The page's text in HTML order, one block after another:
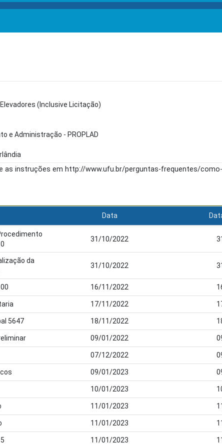
(Inclusive Licitação)
e Administração - PROPLAD
as instruções em http://www.ufu.br/perguntas-frequentes/
Data
31/10/2022
da
31/10/2022
16/11/2022
17/11/2022
5647 18/11/2022
09/01/2022
07/12/2022
09/01/2023
10/01/2023
11/01/2023
11/01/2023
11/01/2023